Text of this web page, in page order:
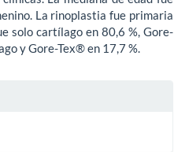
La rinoplastia fue primaria
solo cartílago en 80,6 %, Gore-
y Gore-Tex® en 17,7 %.